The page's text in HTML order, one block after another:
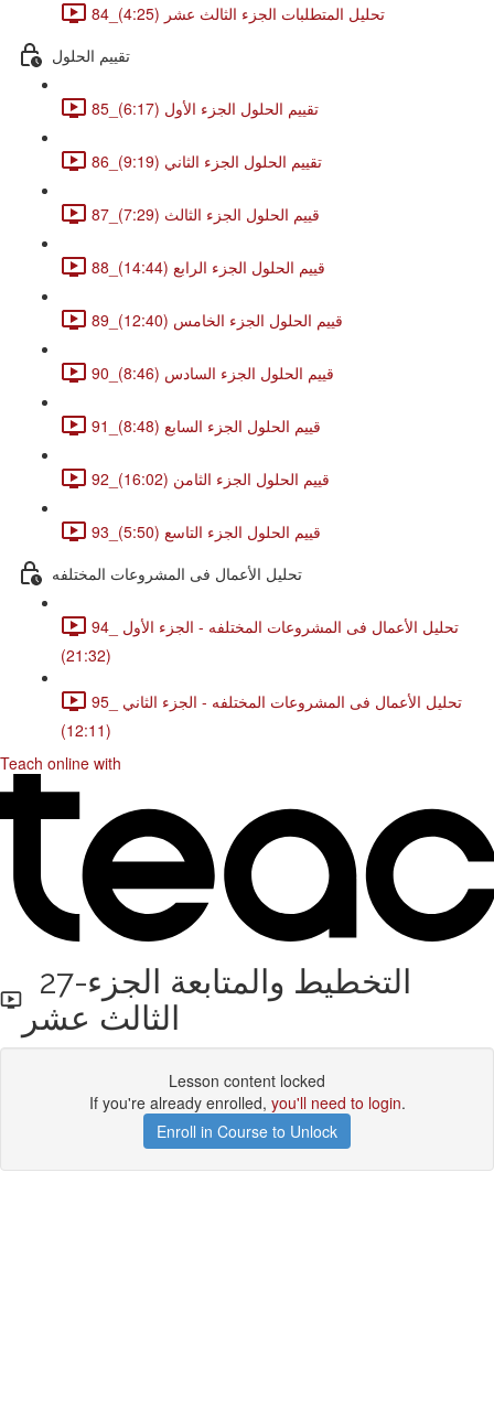
84_تحليل المتطلبات الجزء الثالث عشر (4:25)
تقييم الحلول
85_تقييم الحلول الجزء الأول (6:17)
86_تقييم الحلول الجزء الثاني (9:19)
87_قييم الحلول الجزء الثالث (7:29)
88_قييم الحلول الجزء الرابع (14:44)
89_قييم الحلول الجزء الخامس (12:40)
90_قييم الحلول الجزء السادس (8:46)
91_قييم الحلول الجزء السابع (8:48)
92_قييم الحلول الجزء الثامن (16:02)
93_قييم الحلول الجزء التاسع (5:50)
تحليل الأعمال فى المشروعات المختلفه
94_ تحليل الأعمال فى المشروعات المختلفه - الجزء الأول
(21:32)
95_ تحليل الأعمال فى المشروعات المختلفه - الجزء الثاني
(12:11)
Teach online with
27-التخطيط والمتابعة الجزء
الثالث عشر
Lesson content locked
If you're already enrolled, you'll need to login.
Enroll in Course to Unlock